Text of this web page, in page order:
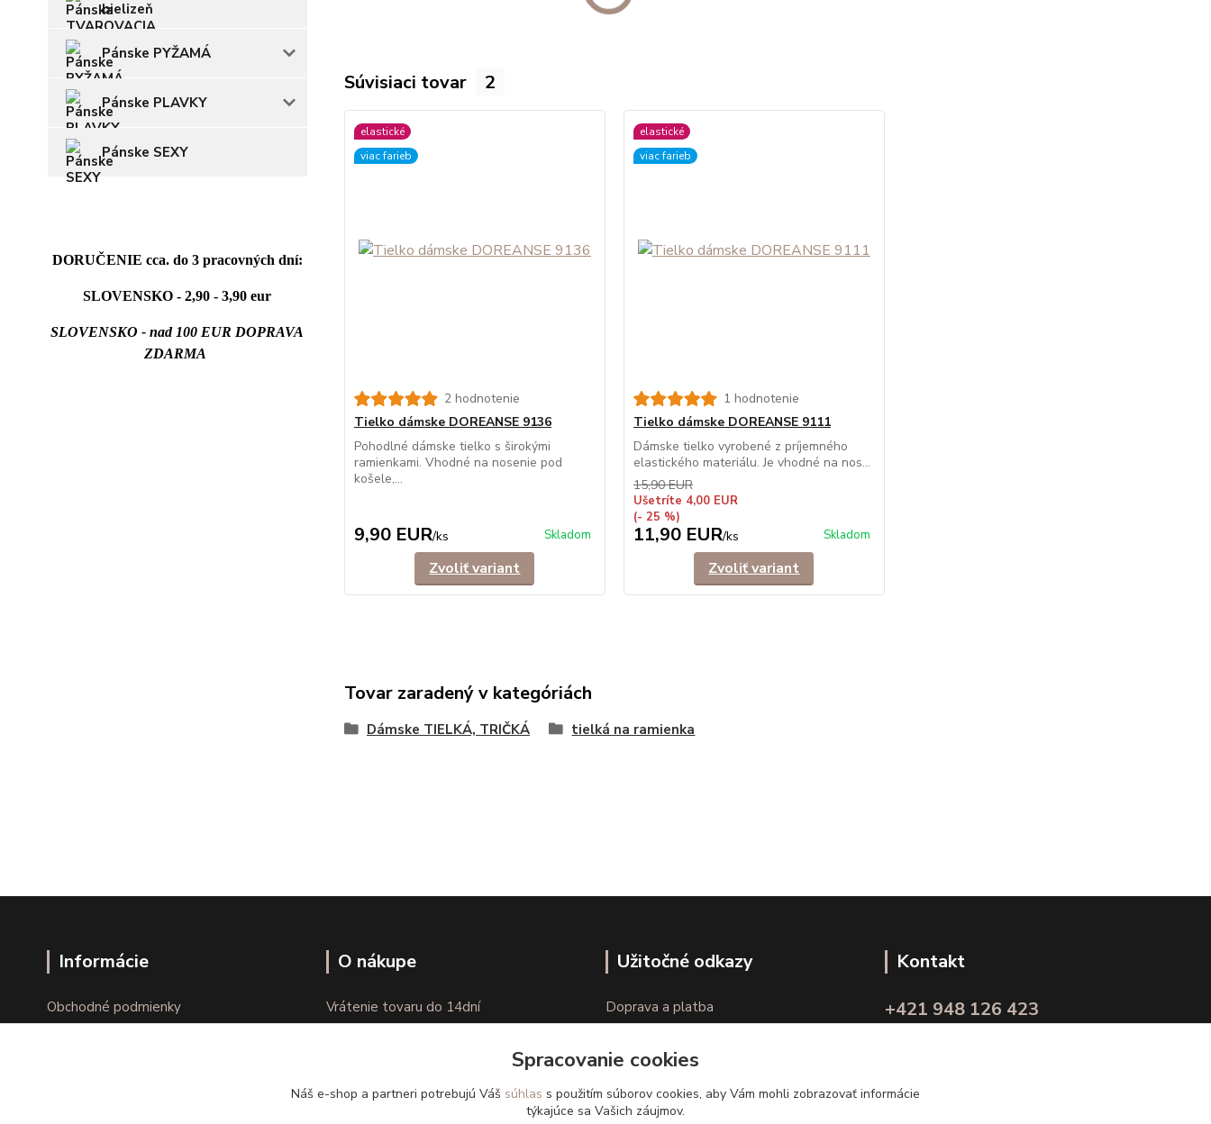
bielizeň
Pánske PYŽAMÁ
Pánske PLAVKY
Pánske SEXY
DORUČENIE cca. do 3 pracovných dní:
SLOVENSKO - 2,90 - 3,90 eur
SLOVENSKO - nad 100 EUR DOPRAVA
ZDARMA
Súvisiaci tovar 2
elastické
viac farieb
2 hodnotenie
Tielko dámske DOREANSE 9136
Pohodlné dámske tielko s širokými
ramienkami. Vhodné na nosenie pod
košele,...
9,90 EUR/ks Skladom
Zvoliť variant
elastické
viac farieb
1 hodnotenie
Tielko dámske DOREANSE 9111
Dámske tielko vyrobené z príjemného
elastického materiálu. Je vhodné na nos...
15,90 EUR
Ušetríte 4,00 EUR
(- 25 %)
11,90 EUR/ks Skladom
Zvoliť variant
Tovar zaradený v kategóriách
Dámske TIELKÁ, TRIČKÁ tielká na ramienka
Informácie
Obchodné podmienky
O nákupe
Vrátenie tovaru do 14dní
Užitočné odkazy
Doprava a platba
Kontakt
+421 948 126 423
Spracovanie cookies
Náš e-shop a partneri potrebujú Váš súhlas s použitím súborov cookies, aby Vám mohli zobrazovať informácie
týkajúce sa Vašich záujmov.